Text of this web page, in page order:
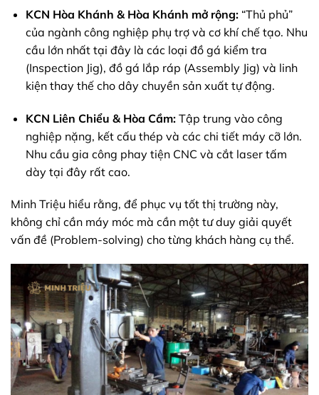
KCN Hòa Khánh & Hòa Khánh mở rộng:“Thủ phủ”
của ngành công nghiệp phụ trợ và cơ khí chế tạo. Nhu
cầu lớn nhất tại đây là các loại đồ gá kiểm tra
(Inspection Jig), đồ gá lắp ráp (Assembly Jig) và linh
kiện thay thế cho dây chuyền sản xuất tự động.
KCN Liên Chiểu & Hòa Cầm:Tập trung vào công
nghiệp nặng, kết cấu thép và các chi tiết máy cỡ lớn.
Nhu cầu gia công phay tiện CNC và cắt laser tấm
dày tại đây rất cao.
Minh Triệu hiểu rằng, để phục vụ tốt thị trường này,
không chỉ cần máy móc mà cần một tư duy giải quyết
vấn đề (Problem-solving) cho từng khách hàng cụ thể.